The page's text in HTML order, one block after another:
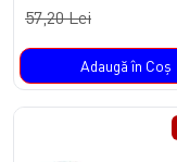
57,20 Lei
Adaugă în Coş